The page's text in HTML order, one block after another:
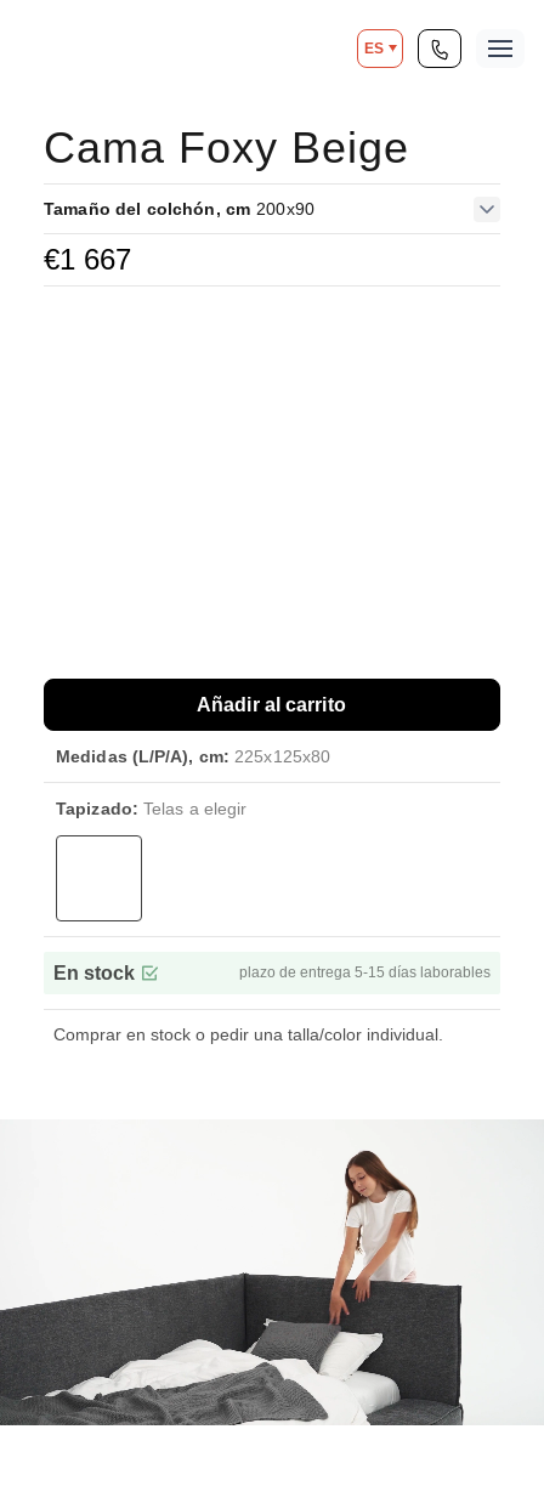
ES
Cama Foxy Beige
Tamaño del colchón, cm 200x90
€1 667
Medidas (L/P/A), cm: 225x125x80
Tapizado: Telas a elegir
En stock plazo de entrega 5-15 días laborables
Comprar en stock o pedir una talla/color individual.
Añadir al carrito